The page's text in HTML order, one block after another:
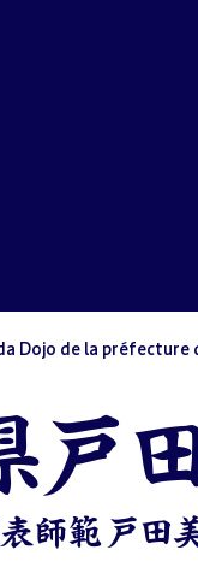
Dojo de la préfecture
範 戸田美
戸